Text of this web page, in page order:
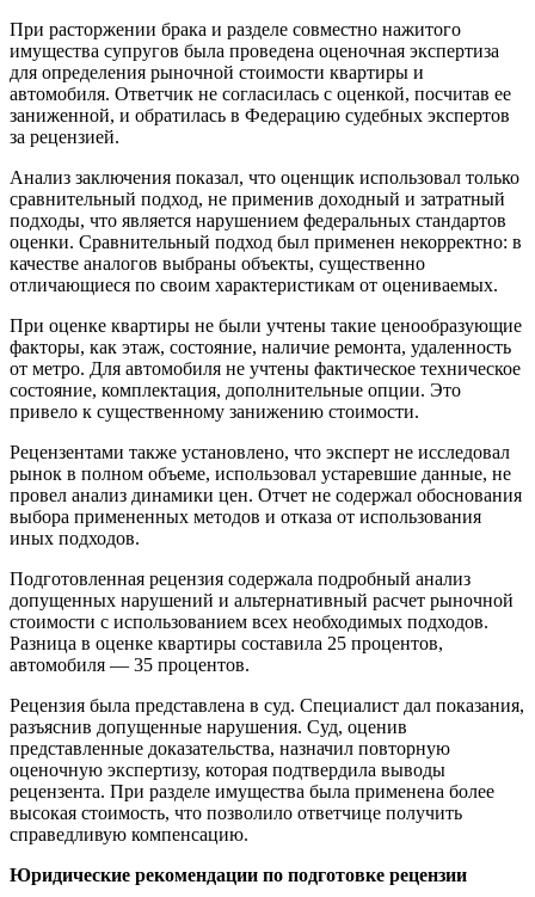
При расторжении брака и разделе совместно нажитого
имущества супругов была проведена оценочная экспертиза
для определения рыночной стоимости квартиры и
автомобиля. Ответчик не согласилась с оценкой, посчитав ее
заниженной, и обратилась в Федерацию судебных экспертов
за рецензией.
Анализ заключения показал, что оценщик использовал только
сравнительный подход, не применив доходный и затратный
подходы, что является нарушением федеральных стандартов
оценки. Сравнительный подход был применен некорректно: в
качестве аналогов выбраны объекты, существенно
отличающиеся по своим характеристикам от оцениваемых.
При оценке квартиры не были учтены такие ценообразующие
факторы, как этаж, состояние, наличие ремонта, удаленность
от метро. Для автомобиля не учтены фактическое техническое
состояние, комплектация, дополнительные опции. Это
привело к существенному занижению стоимости.
Рецензентами также установлено, что эксперт не исследовал
рынок в полном объеме, использовал устаревшие данные, не
провел анализ динамики цен. Отчет не содержал обоснования
выбора примененных методов и отказа от использования
иных подходов.
Подготовленная рецензия содержала подробный анализ
допущенных нарушений и альтернативный расчет рыночной
стоимости с использованием всех необходимых подходов.
Разница в оценке квартиры составила 25 процентов,
автомобиля — 35 процентов.
Рецензия была представлена в суд. Специалист дал показания,
разъяснив допущенные нарушения. Суд, оценив
представленные доказательства, назначил повторную
оценочную экспертизу, которая подтвердила выводы
рецензента. При разделе имущества была применена более
высокая стоимость, что позволило ответчице получить
справедливую компенсацию.
Юридические рекомендации по подготовке рецензии